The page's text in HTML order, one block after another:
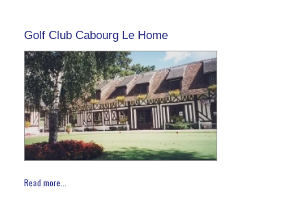
Golf Club Cabourg Le Home
Read more...